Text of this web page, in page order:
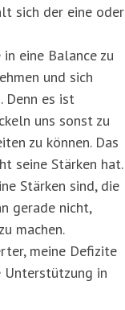
sich der eine oder
eine Balance zu
und sich
Denn es ist
uns sonst zu
zu können. Das
seine Stärken hat.
Stärken sind, die
gerade nicht,
machen.
meine Defizite
Unterstützung in